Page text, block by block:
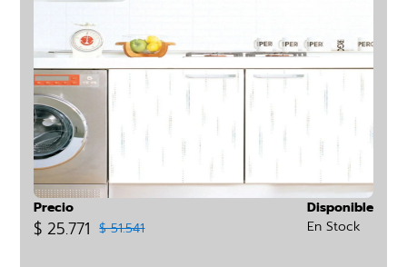
Precio
$ 25.771 $ 51.541
Disponible
En Stock